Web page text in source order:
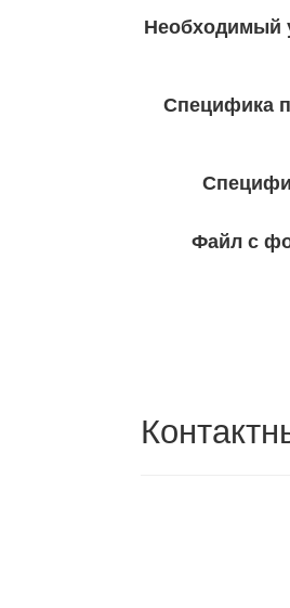
Необходимый
Специфика
Файл с